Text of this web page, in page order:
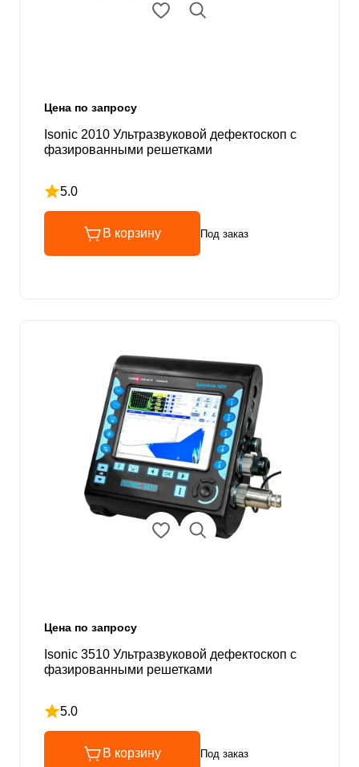
Цена по запросу
Isonic 2010 Ультразвуковой дефектоскоп с
фазированными решетками
5.0
Рейтинг 5 из 5
В корзину Под заказ
Цена по запросу
Isonic 3510 Ультразвуковой дефектоскоп с
фазированными решетками
5.0
Рейтинг 5 из 5
В корзину Под заказ